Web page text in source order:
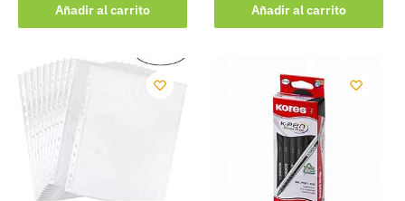
Añadir al carrito Añadir al carrito